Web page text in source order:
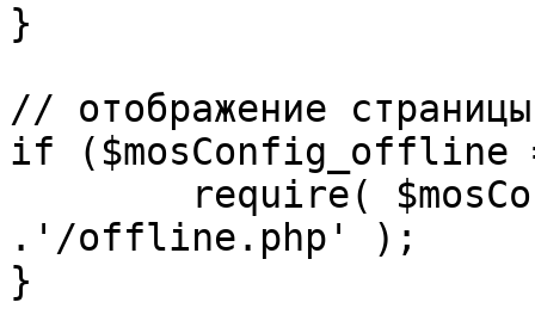
}
// отображение
if ($mosConfig_offline
.'/offline.php' );
}